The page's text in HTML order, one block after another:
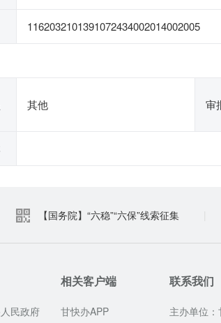
1162032101391072434002014002005
其他 审
【国务院】“六稳”“六保”线索征集
民政府
相关客户端
甘快办APP
联系我们
主办单位